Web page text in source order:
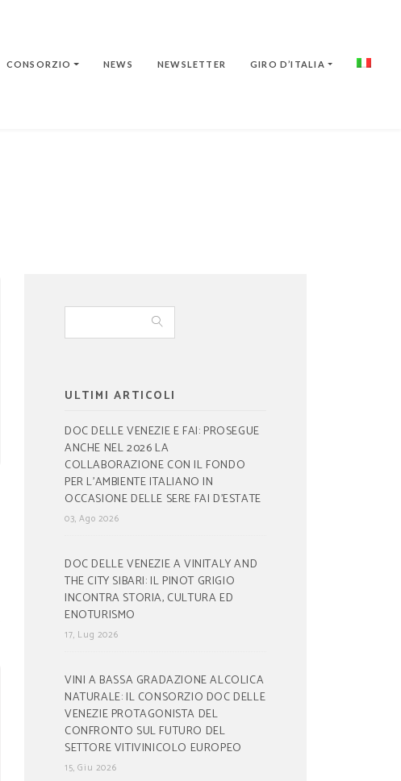
CONSORZIO NEWS NEWSLETTER GIRO D’ITALIA
ULTIMI ARTICOLI
DOC DELLE VENEZIE E FAI: PROSEGUE
ANCHE NEL 2026 LA
COLLABORAZIONE CON IL FONDO
PER L’AMBIENTE ITALIANO IN
OCCASIONE DELLE SERE FAI D’ESTATE
03, Ago 2026
DOC DELLE VENEZIE A VINITALY AND
THE CITY SIBARI: IL PINOT GRIGIO
INCONTRA STORIA, CULTURA ED
ENOTURISMO
17, Lug 2026
VINI A BASSA GRADAZIONE ALCOLICA
NATURALE: IL CONSORZIO DOC DELLE
VENEZIE PROTAGONISTA DEL
CONFRONTO SUL FUTURO DEL
SETTORE VITIVINICOLO EUROPEO
15, Giu 2026